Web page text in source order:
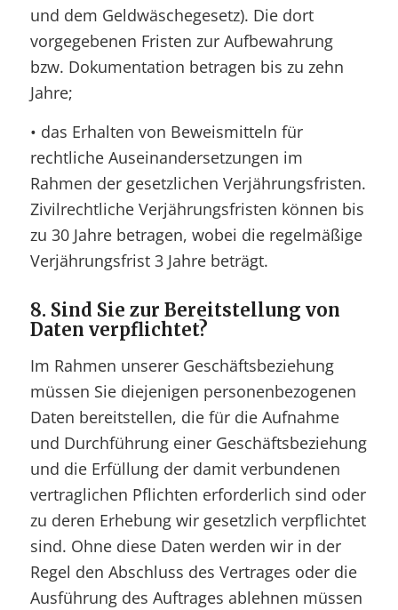
und dem Geldwäschegesetz). Die dort
vorgegebenen Fristen zur Aufbewahrung
bzw. Dokumentation betragen bis zu zehn
Jahre;
• das Erhalten von Beweismitteln für
rechtliche Auseinandersetzungen im
Rahmen der gesetzlichen Verjährungsfristen.
Zivilrechtliche Verjährungsfristen können bis
zu 30 Jahre betragen, wobei die regelmäßige
Verjährungsfrist 3 Jahre beträgt.
8. Sind Sie zur Bereitstellung von
Daten verpflichtet?
Im Rahmen unserer Geschäftsbeziehung
müssen Sie diejenigen personenbezogenen
Daten bereitstellen, die für die Aufnahme
und Durchführung einer Geschäftsbeziehung
und die Erfüllung der damit verbundenen
vertraglichen Pflichten erforderlich sind oder
zu deren Erhebung wir gesetzlich verpflichtet
sind. Ohne diese Daten werden wir in der
Regel den Abschluss des Vertrages oder die
Ausführung des Auftrages ablehnen müssen